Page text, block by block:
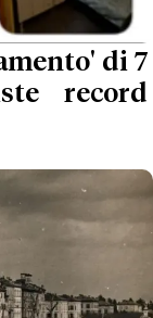
di 7
record